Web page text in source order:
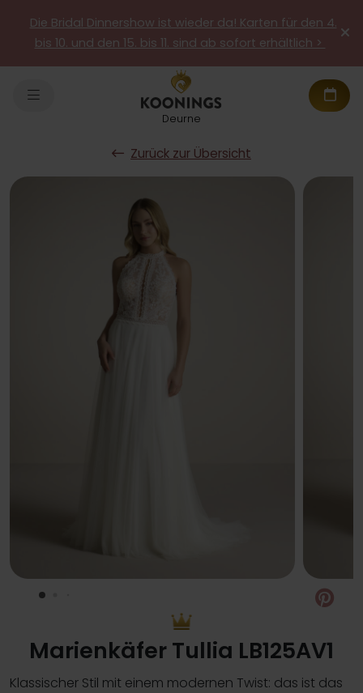
Die Bridal Dinnershow ist wieder da! Karten für den 4.
bis 10. und den 15. bis 11. sind ab sofort erhältlich >
Deurne
Zurück zur Übersicht
Marienkäfer Tullia LB125AV1
Klassischer Stil mit einem modernen Twist: das ist das